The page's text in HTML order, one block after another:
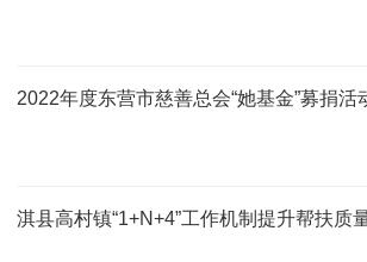
2022年度东营市慈善总会“她基金”募捐活
淇县高村镇“1+N+4”工作机制提升帮扶质